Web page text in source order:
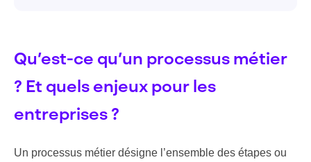
Qu’est-ce qu’un processus métier
? Et quels enjeux pour les
entreprises ?
Un processus métier désigne l’ensemble des étapes ou